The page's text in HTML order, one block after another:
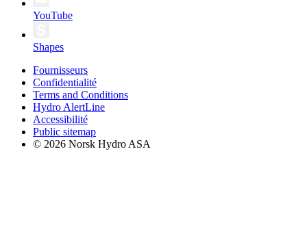
YouTube
Shapes
Fournisseurs
Confidentialité
Terms and Conditions
Hydro AlertLine
Accessibilité
Public sitemap
© 2026 Norsk Hydro ASA